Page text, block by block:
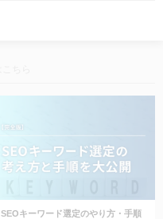
SEOキーワード選定のやり方・手順